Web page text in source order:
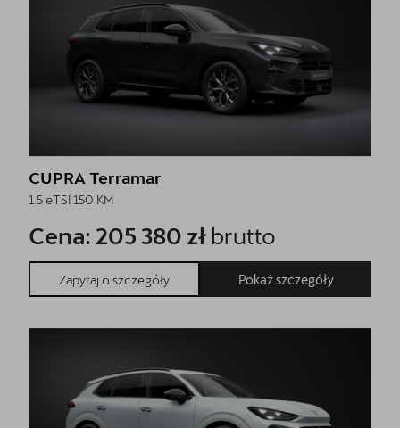
CUPRA Terramar
1.5 eTSI 150 KM
Cena: 205 380 zł brutto
Zapytaj o szczegóły Pokaż szczegóły